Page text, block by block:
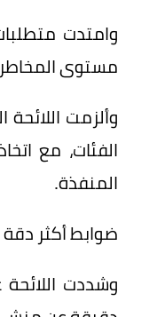
وامتدت
مستوى المخاطر
وألزمت
الفئات، مع
المنفذة.
ضوابط أكثر دقة
وشددت اللائحة